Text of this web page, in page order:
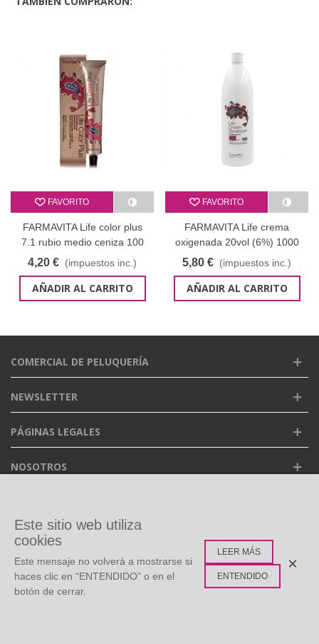
FAVORITO
FARMAVITA Life color plus
7.1 rubio medio ceniza 100
4,20 € (impuestos inc.)
AÑADIR AL CARRITO
FAVORITO
FARMAVITA Life crema
oxigenada 20vol (6%) 1000
5,80 € (impuestos inc.)
AÑADIR AL CARRITO
COMERCIAL DE PELUQUERÍA
NEWSLETTER
PÁGINAS LEGALES
NOSOTROS
ETIQUETAS POPULARES
Este sitio web utiliza
cookies
Este mensaje no volverá a mostrarse si
haces clic en “ENTENDIDO” o en el
botón de cerrar.
LEER MÁS
ENTENDIDO
×